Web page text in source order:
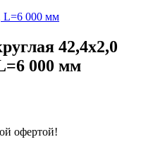
L=6 000 мм
42,4х2,0
000 мм
офертой!